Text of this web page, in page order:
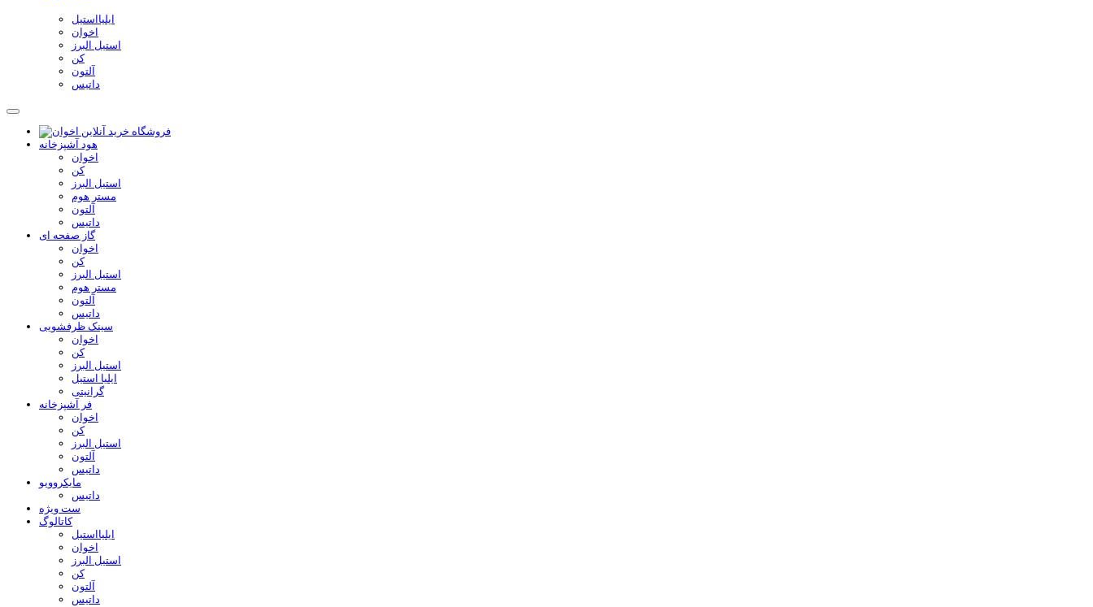
ایلیااستیل
اخوان
استیل البرز
کن
آلتون
داتیس
هود آشپزخانه
اخوان
کن
استیل البرز
مستر هوم
آلتون
داتیس
گاز صفحه ای
اخوان
کن
استیل البرز
مستر هوم
آلتون
داتیس
سینک ظرفشویی
اخوان
کن
استیل البرز
ایلیا استیل
گرانیتی
فر آشپزخانه
اخوان
کن
استیل البرز
آلتون
داتیس
مایکروویو
داتیس
ست ویژه
کاتالوگ
ایلیااستیل
اخوان
استیل البرز
کن
آلتون
داتیس